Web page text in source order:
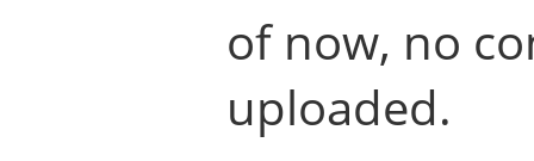
of now, no
uploaded.